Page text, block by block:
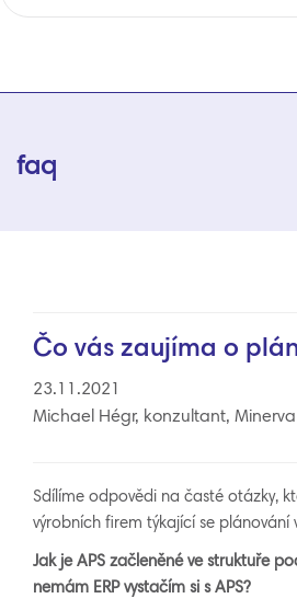
faq
Čo vás zaujíma o
23.11.2021
Michael Hégr, konzultant,
Sdílíme odpovědi na časté otázky,
výrobních firem týkající se plánování
Jak je APS začleněné ve struktuře
nemám ERP vystačím si s APS?